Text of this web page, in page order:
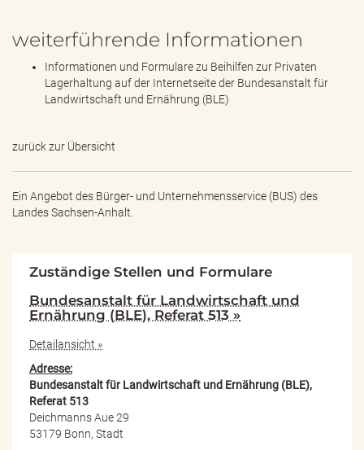
weiterführende Informationen
Informationen und Formulare zu Beihilfen zur Privaten
Lagerhaltung auf der Internetseite der Bundesanstalt für
Landwirtschaft und Ernährung (BLE)
zurück zur Übersicht
Ein Angebot des Bürger- und Unternehmensservice (BUS) des
Landes Sachsen-Anhalt.
Zuständige Stellen und Formulare
Bundesanstalt für Landwirtschaft und
Ernährung (BLE), Referat 513 »
Detailansicht »
Adresse:
Bundesanstalt für Landwirtschaft und Ernährung (BLE),
Referat 513
Deichmanns Aue 29
53179 Bonn, Stadt